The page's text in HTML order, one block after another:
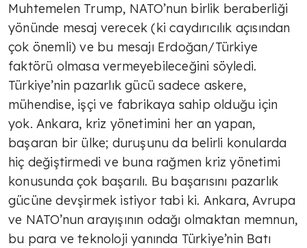
Muhtemelen Trump, NATO’nun birlik beraberliği
yönünde mesaj verecek (ki caydırıcılık açısından
çok önemli) ve bu mesajı Erdoğan/Türkiye
faktörü olmasa vermeyebileceğini söyledi.
Türkiye’nin pazarlık gücü sadece askere,
mühendise, işçi ve fabrikaya sahip olduğu için
yok. Ankara, kriz yönetimini her an yapan,
başaran bir ülke; duruşunu da belirli konularda
hiç değiştirmedi ve buna rağmen kriz yönetimi
konusunda çok başarılı. Bu başarısını pazarlık
gücüne devşirmek istiyor tabi ki. Ankara, Avrupa
ve NATO’nun arayışının odağı olmaktan memnun,
bu para ve teknoloji yanında Türkiye’nin Batı
TÜLİN YALMAN
Zorlu süreç
TÜLİN YALMAN
Geçici rahatlama mı çözüm mü?
TÜLİN YALMAN
İlham veren kadınlar